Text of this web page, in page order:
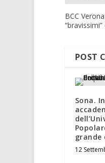
BCC
POST
Sona.
grande
12